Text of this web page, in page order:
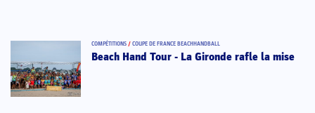
COMPÉTITIONS / COUPE DE FRANCE BEACHHANDBALL
Beach Hand Tour - La Gironde rafle la mise